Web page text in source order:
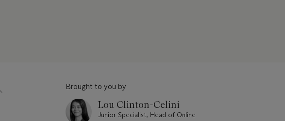
Brought to you by
Lou Clinton-Celini
Junior Specialist, Head of Online